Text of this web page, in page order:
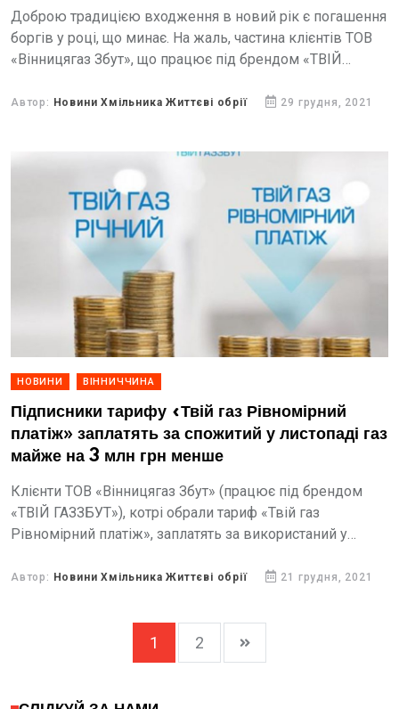
Доброю традицією входження в новий рік є погашення
боргів у році, що минає. На жаль, частина клієнтів ТОВ
«Вінницягаз Збут», що працює під брендом «ТВІЙ
Автор: Новини Хмільника Життєві обрії 29 грудня, 2021
НОВИНИ ВІННИЧЧИНА
Підписники тарифу «Твій газ Рівномірний
платіж» заплатять за спожитий у листопаді газ
майже на 3 млн грн менше
Клієнти ТОВ «Вінницягаз Збут» (працює під брендом
«ТВІЙ ГАЗЗБУТ»), котрі обрали тариф «Твій газ
Рівномірний платіж», заплатять за використаний у
Автор: Новини Хмільника Життєві обрії 21 грудня, 2021
1 2